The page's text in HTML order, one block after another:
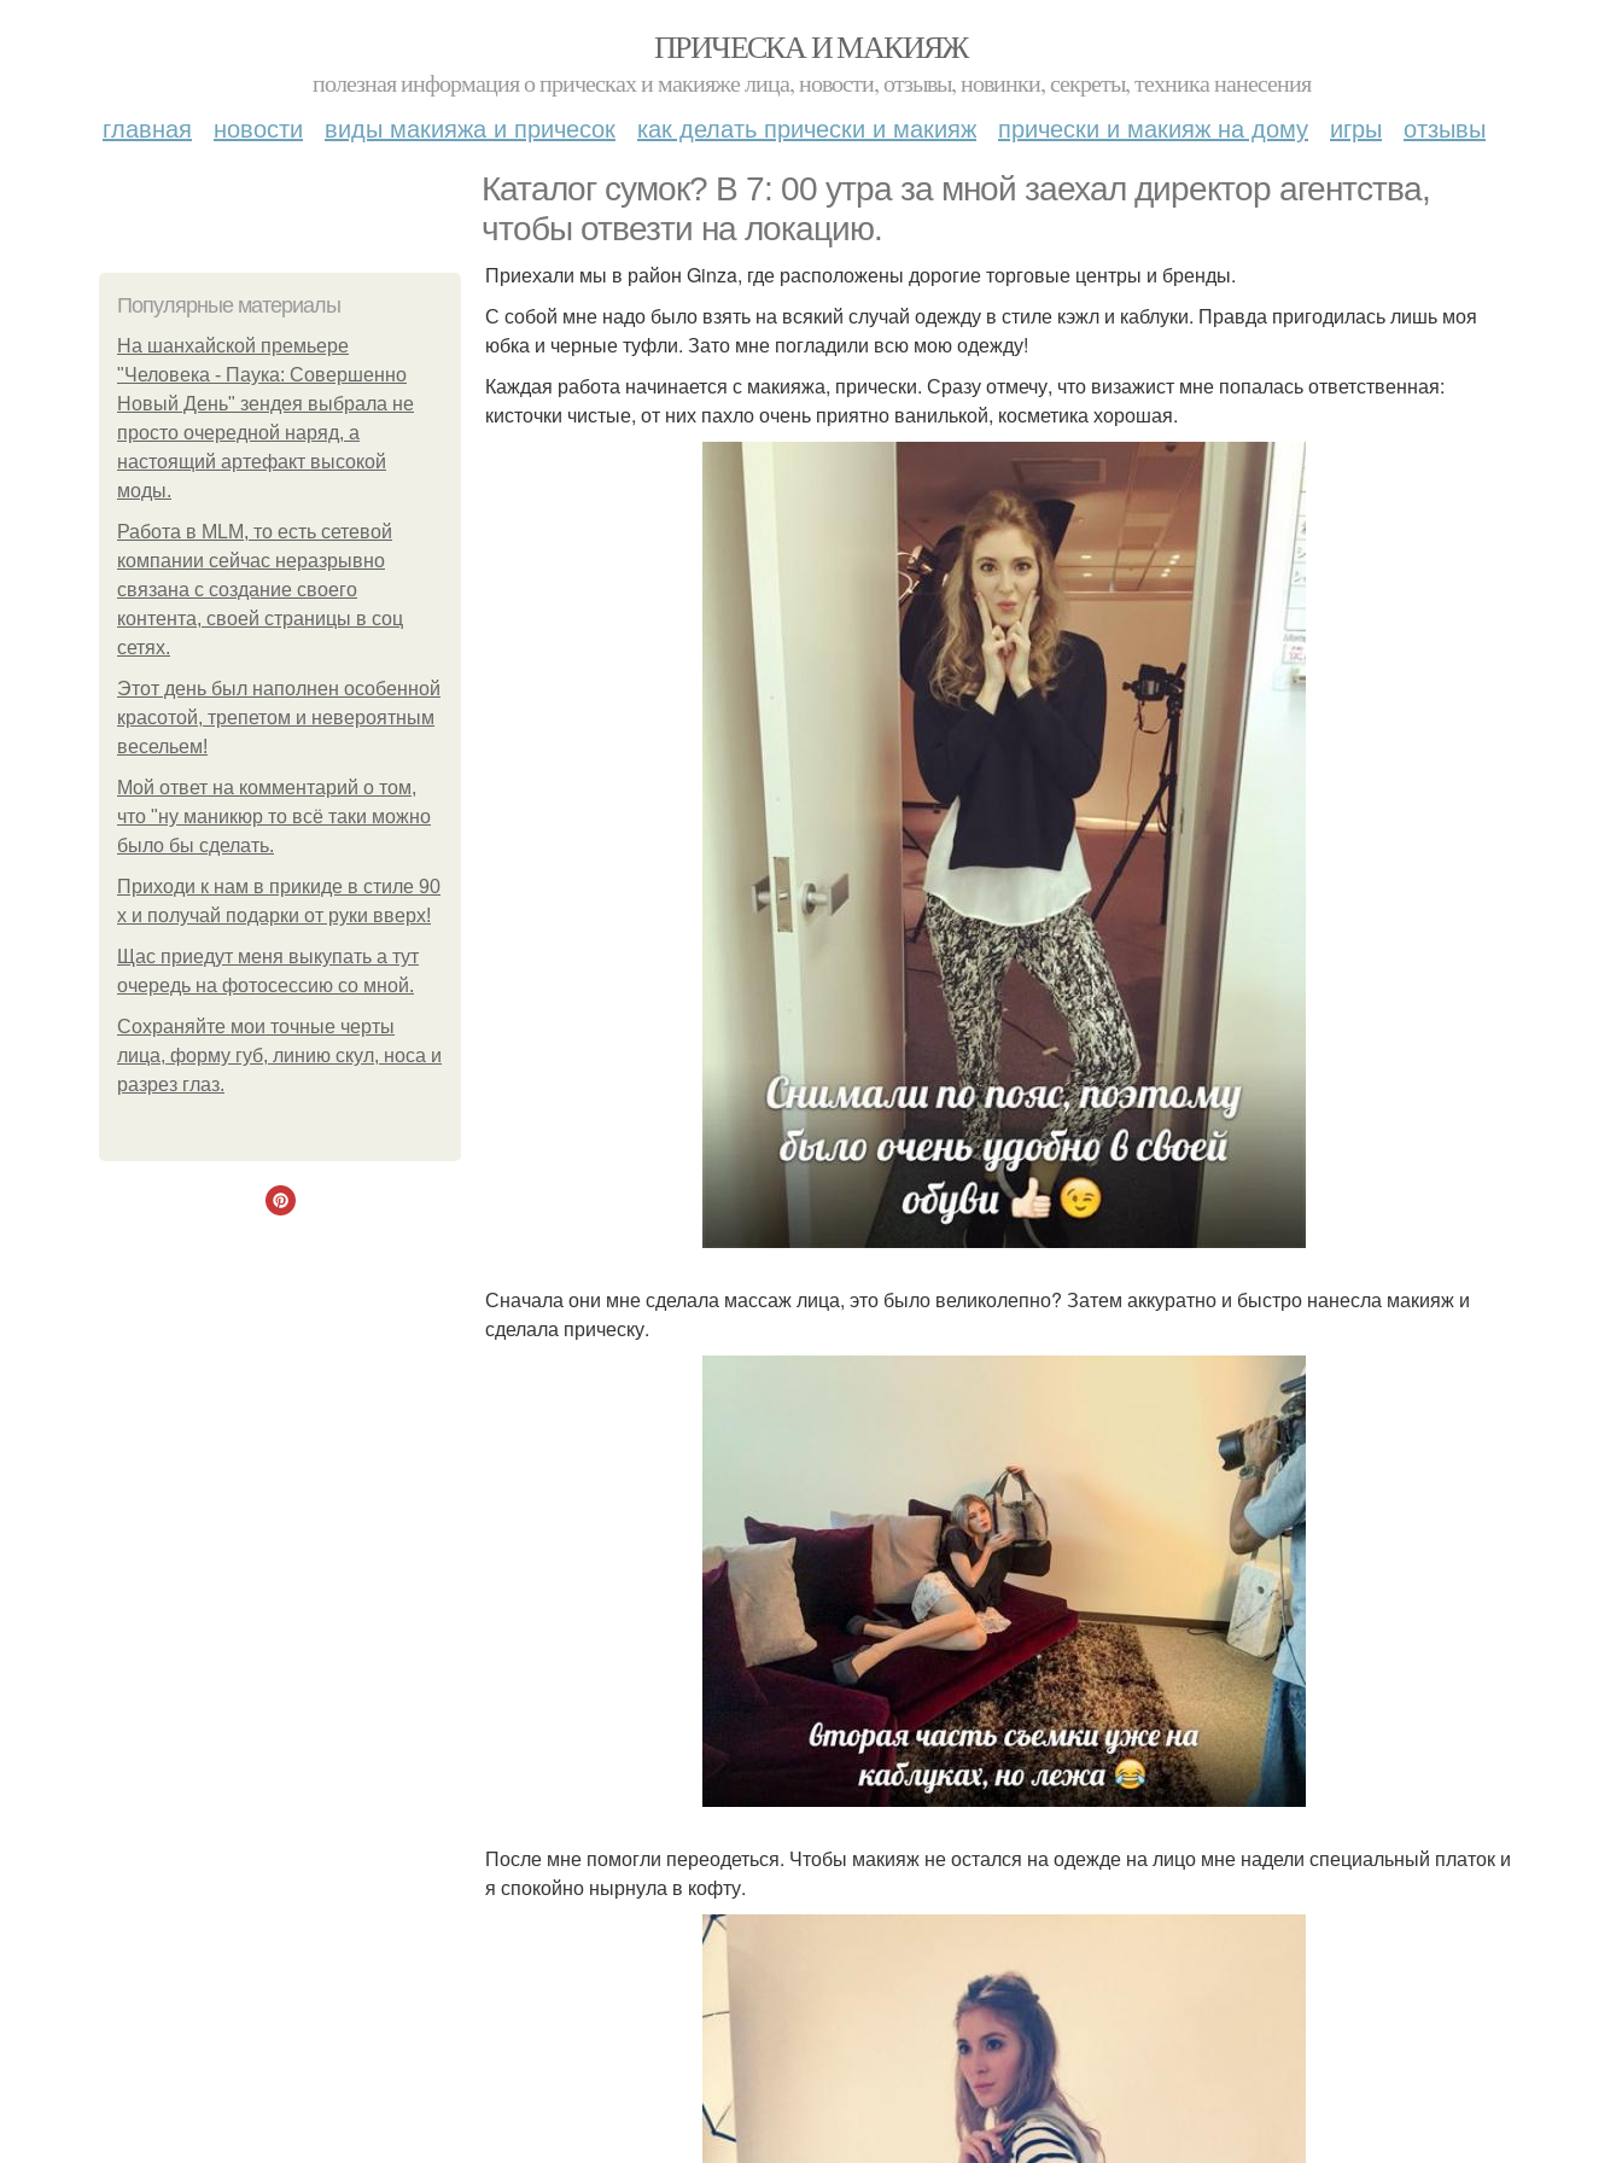
ПРИЧЕСКА И МАКИЯЖ
полезная информация о прическах и макияже лица, новости, отзывы, новинки, секреты, техника нанесения
главная новости виды макияжа и причесок как делать прически и макияж прически и макияж на дому игры отзывы
Каталог сумок? В 7: 00 утра за мной заехал директор агентства,
чтобы отвезти на локацию.
Популярные материалы
На шанхайской премьере
"Человека - Паука: Совершенно
Новый День" зендея выбрала не
просто очередной наряд, а
настоящий артефакт высокой
моды.
Работа в MLM, то есть сетевой
компании сейчас неразрывно
связана с создание своего
контента, своей страницы в соц
сетях.
Этот день был наполнен особенной
красотой, трепетом и невероятным
весельем!
Мой ответ на комментарий о том,
что "ну маникюр то всё таки можно
было бы сделать.
Приходи к нам в прикиде в стиле 90
х и получай подарки от руки вверх!
Щас приедут меня выкупать а тут
очередь на фотосессию со мной.
Сохраняйте мои точные черты
лица, форму губ, линию скул, носа и
разрез глаз.
Приехали мы в район Ginza, где расположены дорогие торговые центры и бренды.
С собой мне надо было взять на всякий случай одежду в стиле кэжл и каблуки. Правда пригодилась лишь моя
юбка и черные туфли. Зато мне погладили всю мою одежду!
Каждая работа начинается с макияжа, прически. Сразу отмечу, что визажист мне попалась ответственная:
кисточки чистые, от них пахло очень приятно ванилькой, косметика хорошая.
Сначала они мне сделала массаж лица, это было великолепно? Затем аккуратно и быстро нанесла макияж и
сделала прическу.
После мне помогли переодеться. Чтобы макияж не остался на одежде на лицо мне надели специальный платок и
я спокойно нырнула в кофту.